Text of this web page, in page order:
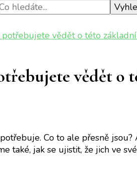
potřebujete vědět o této
vědět o
Co to ale přesně
také, jak se ujistit, že jich ve